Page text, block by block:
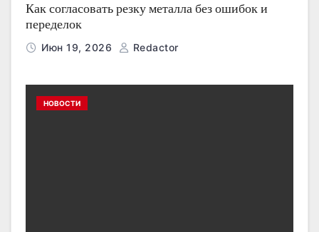
Как согласовать резку металла без ошибок и
переделок
Июн 19, 2026 Redactor
НОВОСТИ